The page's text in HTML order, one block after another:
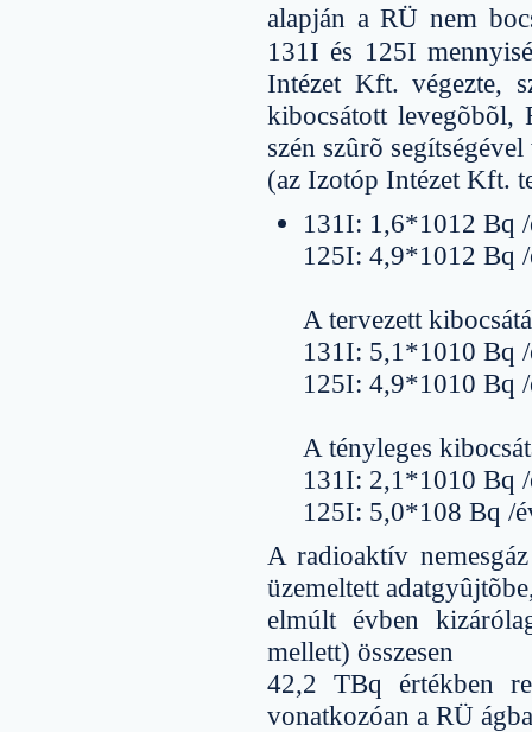
alapján a RÜ nem
131I és 125I
Intézet Kft. végezte,
kibocsátott levegõbõl,
szén szûrõ
(az Izotóp Intézet Kft.
131I: 1,6*1012 Bq
125I: 4,9*1012 Bq /
A tervezett
131I: 5,1*1010 Bq
125I: 4,9*1010 Bq /
A tényleges
131I: 2,1*1010 Bq
125I: 5,0*108 Bq /
A radioaktív
üzemeltett
elmúlt évben
mellett) összesen
42,2 TBq értékben
vonatkozóan a RÜ